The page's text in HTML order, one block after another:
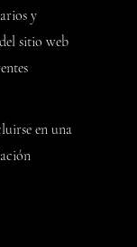
y
sitio web
en una